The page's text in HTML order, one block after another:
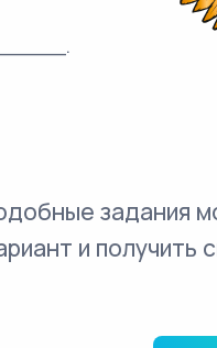
задания
и получить